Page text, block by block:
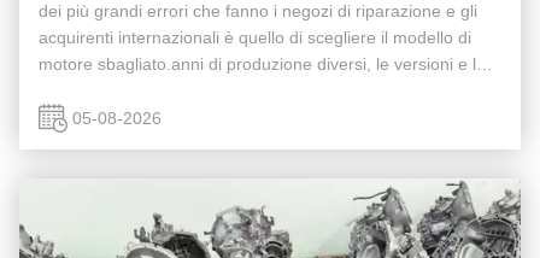
dei più grandi errori che fanno i negozi di riparazione e gli
acquirenti internazionali è quello di scegliere il modello di
motore sbagliato.anni di produzione diversi, le versioni e le
05-08-2026